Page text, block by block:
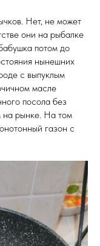
Нет, не может
они на рыбалке
потом до
нынешних
с выпуклым
масле
посола без
на рынке. На том
газон с